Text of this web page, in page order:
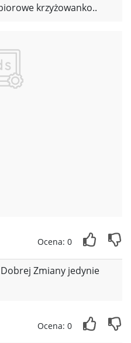
krzyżowanko..
Ocena: 0
Zmiany jedynie
Ocena: 0